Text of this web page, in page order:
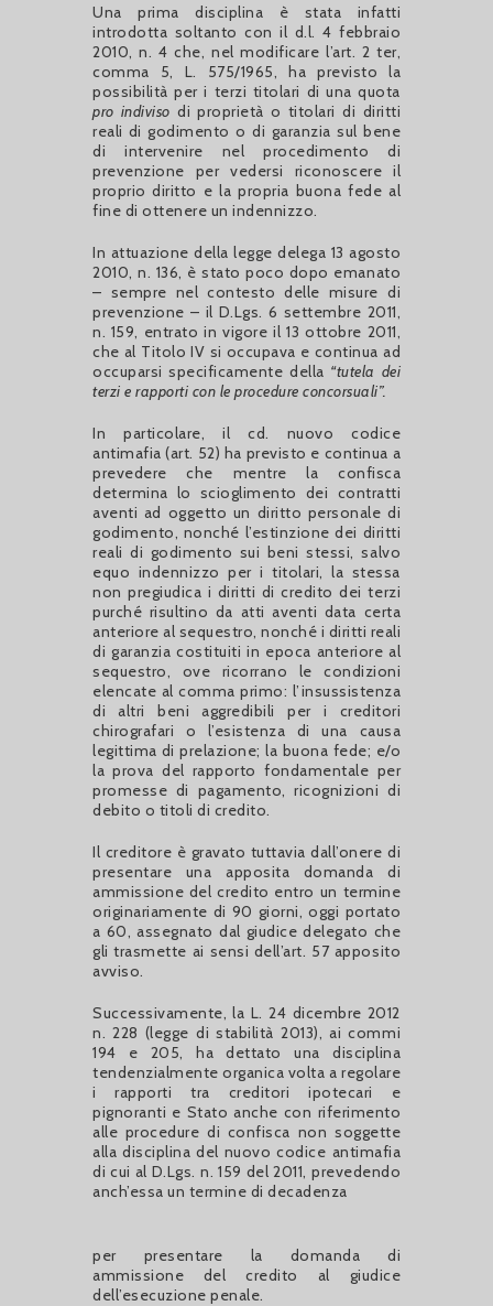
Una prima disciplina è stata infatti
introdotta soltanto con il d.l. 4 febbraio
2010, n. 4 che, nel modificare l’art. 2 ter,
comma 5, L. 575/1965, ha previsto la
possibilità per i terzi titolari di una quota
pro indivisodi proprietà o titolari di diritti
reali di godimento o di garanzia sul bene
di intervenire nel procedimento di
prevenzione per vedersi riconoscere il
proprio diritto e la propria buona fede al
fine di ottenere un indennizzo.
In attuazione della legge delega 13 agosto
2010, n. 136, è stato poco dopo emanato
– sempre nel contesto delle misure di
prevenzione – il D.Lgs. 6 settembre 2011,
n. 159, entrato in vigore il 13 ottobre 2011,
che al Titolo IV si occupava e continua ad
occuparsi specificamente della “tutela dei
terzi e rapporti con le procedure concorsuali”.
In particolare, il cd. nuovo codice
antimafia (art. 52) ha previsto e continua a
prevedere che mentre la confisca
determina lo scioglimento dei contratti
aventi ad oggetto un diritto personale di
godimento, nonché l’estinzione dei diritti
reali di godimento sui beni stessi, salvo
equo indennizzo per i titolari, la stessa
non pregiudica i diritti di credito dei terzi
purché risultino da atti aventi data certa
anteriore al sequestro, nonché i diritti reali
di garanzia costituiti in epoca anteriore al
sequestro, ove ricorrano le condizioni
elencate al comma primo: l’insussistenza
di altri beni aggredibili per i creditori
chirografari o l’esistenza di una causa
legittima di prelazione; la buona fede; e/o
la prova del rapporto fondamentale per
promesse di pagamento, ricognizioni di
debito o titoli di credito.
Il creditore è gravato tuttavia dall’onere di
presentare una apposita domanda di
ammissione del credito entro un termine
originariamente di 90 giorni, oggi portato
a 60, assegnato dal giudice delegato che
gli trasmette ai sensi dell’art. 57 apposito
avviso.
Successivamente, la L. 24 dicembre 2012
n. 228 (legge di stabilità 2013), ai commi
194 e 205, ha dettato una disciplina
tendenzialmente organica volta a regolare
i rapporti tra creditori ipotecari e
pignoranti e Stato anche con riferimento
alle procedure di confisca non soggette
alla disciplina del nuovo codice antimafia
di cui al D.Lgs. n. 159 del 2011, prevedendo
anch’essa un termine di decadenza
per presentare la domanda di
ammissione del credito al giudice
dell’esecuzione penale.